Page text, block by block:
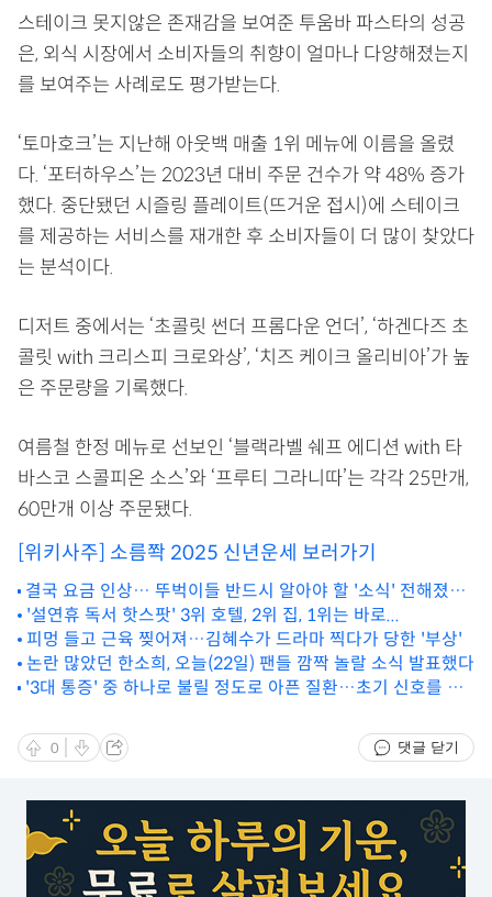
스테이크 못지않은 존재감을 보여준 투움바 파스타의 성공
은, 외식 시장에서 소비자들의 취향이 얼마나 다양해졌는지
를 보여주는 사례로도 평가받는다.
‘토마호크’는 지난해 아웃백 매출 1위 메뉴에 이름을 올렸
다. ‘포터하우스’는 2023년 대비 주문 건수가 약 48% 증가
했다. 중단됐던 시즐링 플레이트(뜨거운 접시)에 스테이크
를 제공하는 서비스를 재개한 후 소비자들이 더 많이 찾았다
는 분석이다.
디저트 중에서는 ‘초콜릿 썬더 프롬다운 언더’, ‘하겐다즈 초
콜릿 with 크리스피 크로와상’, ‘치즈 케이크 올리비아’가 높
은 주문량을 기록했다.
여름철 한정 메뉴로 선보인 ‘블랙라벨 쉐프 에디션 with 타
바스코 스콜피온 소스’와 ‘프루티 그라니따’는 각각 25만개,
60만개 이상 주문됐다.
[위키사주] 소름쫙 2025 신년운세 보러가기
결국 요금 인상… 뚜벅이들 반드시 알아야 할 '소식' 전해졌다,
모두 주목
'설연휴 독서 핫스팟' 3위 호텔, 2위 집, 1위는 바로...
피멍 들고 근육 찢어져…김혜수가 드라마 찍다가 당한 '부상'
논란 많았던 한소희, 오늘(22일) 팬들 깜짝 놀랄 소식 발표했다
'3대 통증' 중 하나로 불릴 정도로 아픈 질환…초기 신호를 잡
0 댓글 닫기